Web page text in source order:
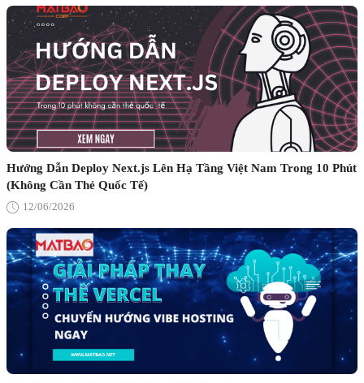
Hướng Dẫn Deploy Next.js Lên Hạ Tầng Việt Nam Trong 10 Phút
(Không Cần Thẻ Quốc Tế)
12/06/2026